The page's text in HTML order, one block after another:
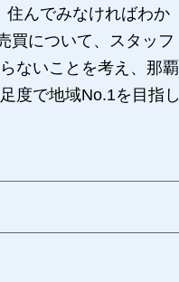
住んでみなければわか
買について、スタッフ
ないことを考え、那覇
度で地域No.1を目指し